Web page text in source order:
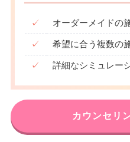
✓ オーダーメイドの
✓ 希望に合う複数の
✓ 詳細なシミュレー
カウンセリ